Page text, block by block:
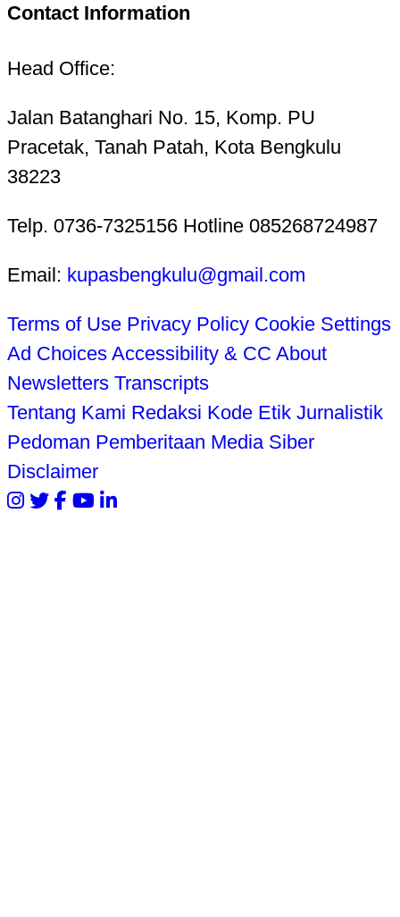
Contact Information
Head Office:
Jalan Batanghari No. 15, Komp. PU
Pracetak, Tanah Patah, Kota Bengkulu
38223
Telp. 0736-7325156 Hotline 085268724987
Email: kupasbengkulu@gmail.com
Terms of Use Privacy Policy Cookie Settings
Ad Choices Accessibility & CC About
Newsletters Transcripts
Tentang Kami Redaksi Kode Etik Jurnalistik
Pedoman Pemberitaan Media Siber
Disclaimer